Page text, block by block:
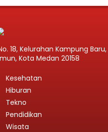
18, Kelurahan Kampung Baru,
Kota Medan 20158
Kesehatan
Hiburan
Tekno
Pendidikan
Wisata